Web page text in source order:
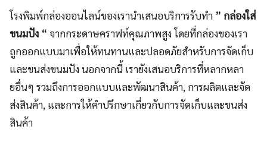
โรงพิมพ์กล่องออนไลน์ของเรานำเสนอบริการรับทำ ” กล่องใส่
ขนมปัง “ จากกระดาษคราฟท์คุณภาพสูง โดยที่กล่องของเรา
ถูกออกแบบมาเพื่อให้ทนทานและปลอดภัยสำหรับการจัดเก็บ
และขนส่งขนมปัง นอกจากนี้ เรายังเสนอบริการที่หลากหลา
ยอื่นๆ รวมถึงการออกแบบและพัฒนาสินค้า, การผลิตและจัด
ส่งสินค้า, และการให้คำปรึกษาเกี่ยวกับการจัดเก็บและขนส่ง
สินค้า